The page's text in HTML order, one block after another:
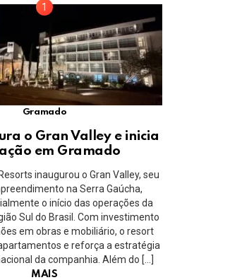
Gramado
o Gran Valley e inicia
em Gramado
inaugurou o Gran Valley, seu
na Serra Gaúcha,
o início das operações da
Sul do Brasil. Com investimento
em obras e mobiliário, o resort
e reforça a estratégia
da companhia. Além do […]
MAIS